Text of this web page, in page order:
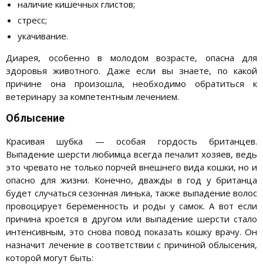
наличие кишечных глистов;
стресс;
укачивание.
Диарея, особенно в молодом возрасте, опасна для
здоровья животного. Даже если вы знаете, по какой
причине она произошла, необходимо обратиться к
ветеринару за компетентным лечением.
Облысение
Красивая шубка — особая гордость британцев.
Выпадение шерсти любимца всегда печалит хозяев, ведь
это чревато не только порчей внешнего вида кошки, но и
опасно для жизни. Конечно, дважды в год у британца
будет случаться сезонная линька, также выпадение волос
провоцирует беременность и роды у самок. А вот если
причина кроется в другом или выпадение шерсти стало
интенсивным, это снова повод показать кошку врачу. Он
назначит лечение в соответствии с причиной облысения,
которой могут быть: